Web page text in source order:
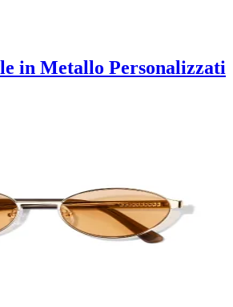
in Metallo Personalizzati